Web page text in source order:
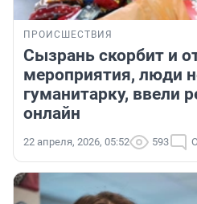
ПРОИСШЕСТВИЯ
Сызрань скорбит и
мероприятия, люди
гуманитарку, ввели
онлайн
22 апреля, 2026, 05:52 593